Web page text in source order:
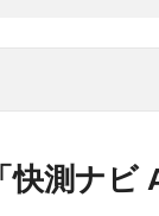
快測ナ